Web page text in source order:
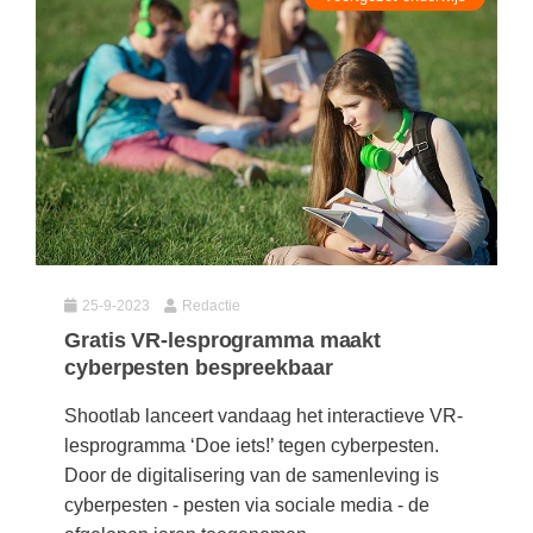
Almere(23)
Dordrecht (21)
Eindhoven(13)
Zoetermeer(13)
Amersfoort(11)
Apeldoorn(10)
Klassieke Talen
Letterkunde
Levensbeschouwing
Maatschappijleer
Muziek
Natuurkunde
Rekenen / Wiskunde
Scheikunde
Sociale vaardigheden
Spaans
Studievaardigheden
Meesterbaan onderwijsvacatures
LEERMETHODEN
Biologie
Examentraining
Frans
Media
Nederlands
Rekenen
Sociale vaardigheden
Studievaardigheden
25-9-2023 Redactie
Gratis VR-lesprogramma maakt
cyberpesten bespreekbaar
Shootlab lanceert vandaag het interactieve VR-
lesprogramma ‘Doe iets!’ tegen cyberpesten.
Door de digitalisering van de samenleving is
cyberpesten - pesten via sociale media - de